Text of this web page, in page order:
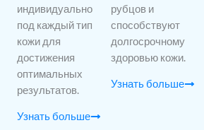
индивидуально
под каждый тип
кожи для
достижения
оптимальных
результатов.
Узнать больше
рубцов и
способствуют
долгосрочному
здоровью кожи.
Узнать больше